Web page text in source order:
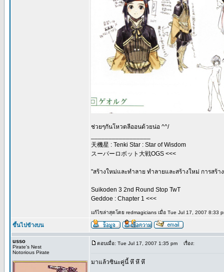
ช่วยๆกันโหวตลีออนด้วยน่อ ^^/
天機星 : Tenki Star : Star of Wisdom
スーパーロボット大戦OGS <<<
"สร้างใหม่และทำลาย ทำลายและสร้างใหม่ การสร้า
Suikoden 3 2nd Round Stop TwT
Geddoe : Chapter 1 <<<
แก้ไขล่าสุดโดย redmagicians เมื่อ Tue Jul 17, 2007 8:33
ขึ้นไปข้างบน
usso
Pirate's Nest
Notorious Pirate
ตอบเมื่อ: Tue Jul 17, 2007 1:35 pm เรื่อง:
มาแล้วซินะคู่นี้ หึ หึ หึ